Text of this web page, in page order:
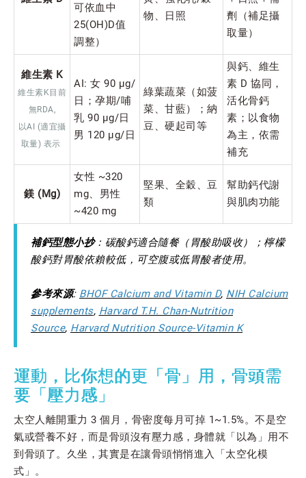
可依血中
25(OH)D值
調整）
物、日照
劑（補足攝
取量）
維生素 K
維生素K目前
無RDA,
以AI (適宜攝
取量) 表示
AI: 女 90 μg/
日；孕期/哺
乳 90 μg/日
男 120 μg/日
綠葉蔬菜（如菠
菜、甘藍）；納
豆、硬起司等
與鈣、維生
素 D 協同，
活化骨鈣
素；以食物
為主，依需
補充
鎂 (Mg)
女性 ~320
mg、男性
~420 mg
堅果、全穀、豆
類
幫助鈣代謝
與肌肉功能
補鈣型態小抄：碳酸鈣適合隨餐（胃酸助吸收）；檸檬
酸鈣對胃酸依賴較低，可空腹或低胃酸者使用。
參考來源: BHOF Calcium and Vitamin D, NIH Calcium
supplements, Harvard T.H. Chan-Nutrition
Source, Harvard Nutrition Source-Vitamin K
運動，比你想的更「骨」用，骨頭需
要「壓力感」
太空人離開重力 3 個月，骨密度每月可掉 1~1.5%。不是空
氣或營養不好，而是骨頭沒有壓力感，身體就「以為」用不
到骨頭了。久坐，其實是在讓骨頭悄悄進入「太空化模
式」。